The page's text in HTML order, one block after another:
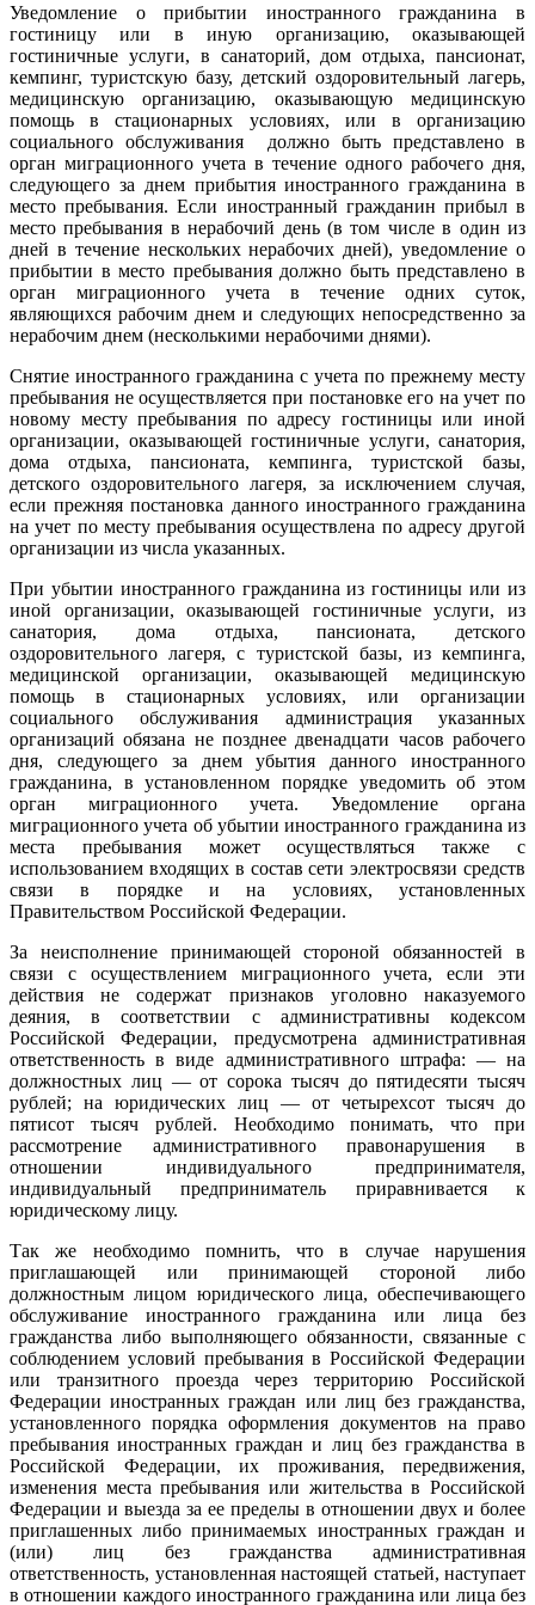
Уведомление о прибытии иностранного гражданина в
гостиницу или в иную организацию, оказывающей
гостиничные услуги, в санаторий, дом отдыха, пансионат,
кемпинг, туристскую базу, детский оздоровительный лагерь,
медицинскую организацию, оказывающую медицинскую
помощь в стационарных условиях, или в организацию
социального обслуживания должно быть представлено в
орган миграционного учета в течение одного рабочего дня,
следующего за днем прибытия иностранного гражданина в
место пребывания. Если иностранный гражданин прибыл в
место пребывания в нерабочий день (в том числе в один из
дней в течение нескольких нерабочих дней), уведомление о
прибытии в место пребывания должно быть представлено в
орган миграционного учета в течение одних суток,
являющихся рабочим днем и следующих непосредственно за
нерабочим днем (несколькими нерабочими днями).
Снятие иностранного гражданина с учета по прежнему месту
пребывания не осуществляется при постановке его на учет по
новому месту пребывания по адресу гостиницы или иной
организации, оказывающей гостиничные услуги, санатория,
дома отдыха, пансионата, кемпинга, туристской базы,
детского оздоровительного лагеря, за исключением случая,
если прежняя постановка данного иностранного гражданина
на учет по месту пребывания осуществлена по адресу другой
организации из числа указанных.
При убытии иностранного гражданина из гостиницы или из
иной организации, оказывающей гостиничные услуги, из
санатория, дома отдыха, пансионата, детского
оздоровительного лагеря, с туристской базы, из кемпинга,
медицинской организации, оказывающей медицинскую
помощь в стационарных условиях, или организации
социального обслуживания администрация указанных
организаций обязана не позднее двенадцати часов рабочего
дня, следующего за днем убытия данного иностранного
гражданина, в установленном порядке уведомить об этом
орган миграционного учета. Уведомление органа
миграционного учета об убытии иностранного гражданина из
места пребывания может осуществляться также с
использованием входящих в состав сети электросвязи средств
связи в порядке и на условиях, установленных
Правительством Российской Федерации.
За неисполнение принимающей стороной обязанностей в
связи с осуществлением миграционного учета, если эти
действия не содержат признаков уголовно наказуемого
деяния, в соответствии с административны кодексом
Российской Федерации, предусмотрена административная
ответственность в виде административного штрафа: — на
должностных лиц — от сорока тысяч до пятидесяти тысяч
рублей; на юридических лиц — от четырехсот тысяч до
пятисот тысяч рублей. Необходимо понимать, что при
рассмотрение административного правонарушения в
отношении индивидуального предпринимателя,
индивидуальный предприниматель приравнивается к
юридическому лицу.
Так же необходимо помнить, что в случае нарушения
приглашающей или принимающей стороной либо
должностным лицом юридического лица, обеспечивающего
обслуживание иностранного гражданина или лица без
гражданства либо выполняющего обязанности, связанные с
соблюдением условий пребывания в Российской Федерации
или транзитного проезда через территорию Российской
Федерации иностранных граждан или лиц без гражданства,
установленного порядка оформления документов на право
пребывания иностранных граждан и лиц без гражданства в
Российской Федерации, их проживания, передвижения,
изменения места пребывания или жительства в Российской
Федерации и выезда за ее пределы в отношении двух и более
приглашенных либо принимаемых иностранных граждан и
(или) лиц без гражданства административная
ответственность, установленная настоящей статьей, наступает
в отношении каждого иностранного гражданина или лица без